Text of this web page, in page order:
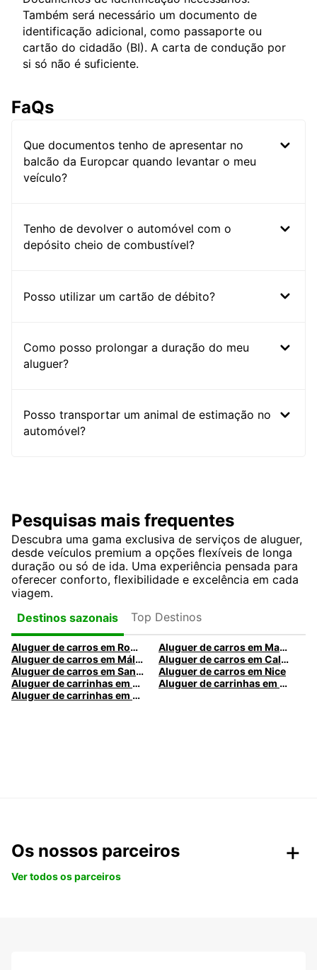
Também será necessário um documento de
identificação adicional, como passaporte ou
cartão do cidadão (BI). A carta de condução por
si só não é suficiente.
FaQs
Que documentos tenho de apresentar no
balcão da Europcar quando levantar o meu
veículo?
Tenho de devolver o automóvel com o
depósito cheio de combustível?
Posso utilizar um cartão de débito?
Como posso prolongar a duração do meu
aluguer?
Posso transportar um animal de estimação no
automóvel?
Pesquisas mais frequentes
Descubra uma gama exclusiva de serviços de aluguer,
desde veículos premium a opções flexíveis de longa
duração ou só de ida. Uma experiência pensada para
oferecer conforto, flexibilidade e excelência em cada
viagem.
Destinos sazonais
Top Destinos
Aluguer de carros em Roma
Aluguer de carros em Madrid
Aluguer de carros em Málaga
Aluguer de carros em Caldas da Rainha
Aluguer de carros em Santa Maria da Feira
Aluguer de carros em Nice
Aluguer de carrinhas em Nice
Aluguer de carrinhas em Santa Maria da Feira
Aluguer de carrinhas em Caldas da Rainha
Os nossos parceiros
Ver todos os parceiros